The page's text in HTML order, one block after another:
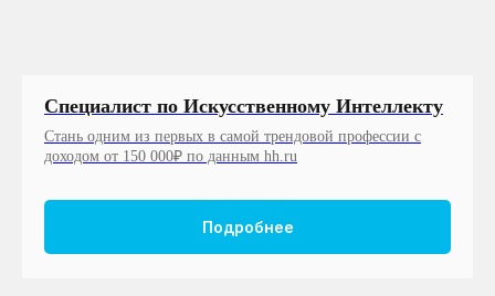
Специалист по Искусственному Интеллекту
Стань одним из первых в самой трендовой профессии с
доходом от 150 000₽ по данным hh.ru
Подробнее